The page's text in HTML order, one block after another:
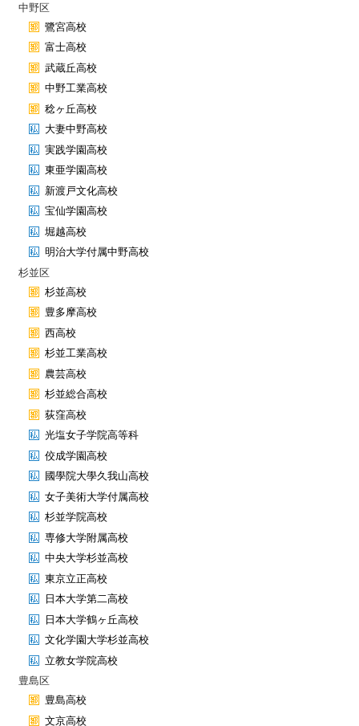
中野区
鷺宮高校
富士高校
武蔵丘高校
中野工業高校
稔ヶ丘高校
大妻中野高校
実践学園高校
東亜学園高校
新渡戸文化高校
宝仙学園高校
堀越高校
明治大学付属中野高校
杉並区
杉並高校
豊多摩高校
西高校
杉並工業高校
農芸高校
杉並総合高校
荻窪高校
光塩女子学院高等科
佼成学園高校
國學院大學久我山高校
女子美術大学付属高校
杉並学院高校
専修大学附属高校
中央大学杉並高校
東京立正高校
日本大学第二高校
日本大学鶴ヶ丘高校
文化学園大学杉並高校
立教女学院高校
豊島区
豊島高校
文京高校